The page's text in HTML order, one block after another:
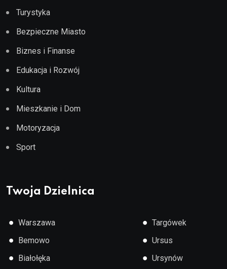
Turystyka
Bezpieczne Miasto
Biznes i Finanse
Edukacja i Rozwój
Kultura
Mieszkanie i Dom
Motoryzacja
Sport
Twoja Dzielnica
● Warszawa
● Bemowo
● Białołęka
● Targówek
● Ursus
● Ursynów